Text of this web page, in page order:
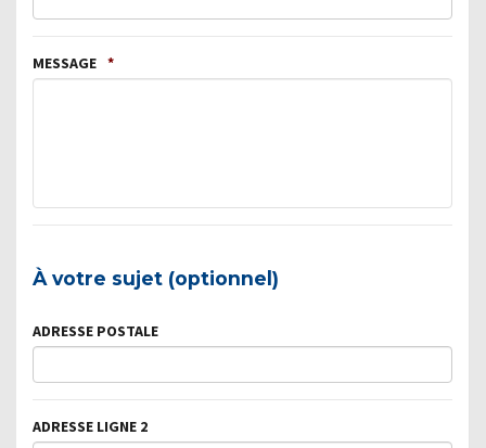
MESSAGE *
À votre sujet (optionnel)
ADRESSE POSTALE
ADRESSE LIGNE 2